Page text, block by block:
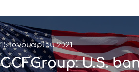
15 Ιανουαρίου 2021
CCFGroup: U.S.